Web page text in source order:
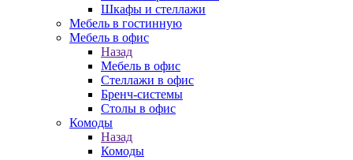
Шкафы и стеллажи
Мебель в гостинную
Мебель в офис
Назад
Мебель в офис
Стеллажи в офис
Бренч-системы
Столы в офис
Комоды
Назад
Комоды